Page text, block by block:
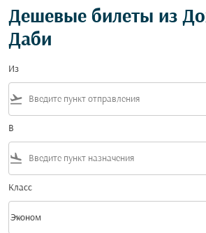
Дешевые билеты из
Даби
Из
flight_takeoff
В
flight_land
Класс
Класс option Эконом Selected
Эконом
keyboard_arrow_down